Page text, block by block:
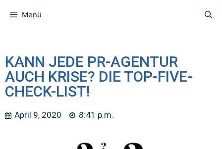
Menü
KANN JEDE PR-AGENTUR
AUCH KRISE? DIE TOP-FIVE-
CHECK-LIST!
April 9, 2020 8:41 p.m.